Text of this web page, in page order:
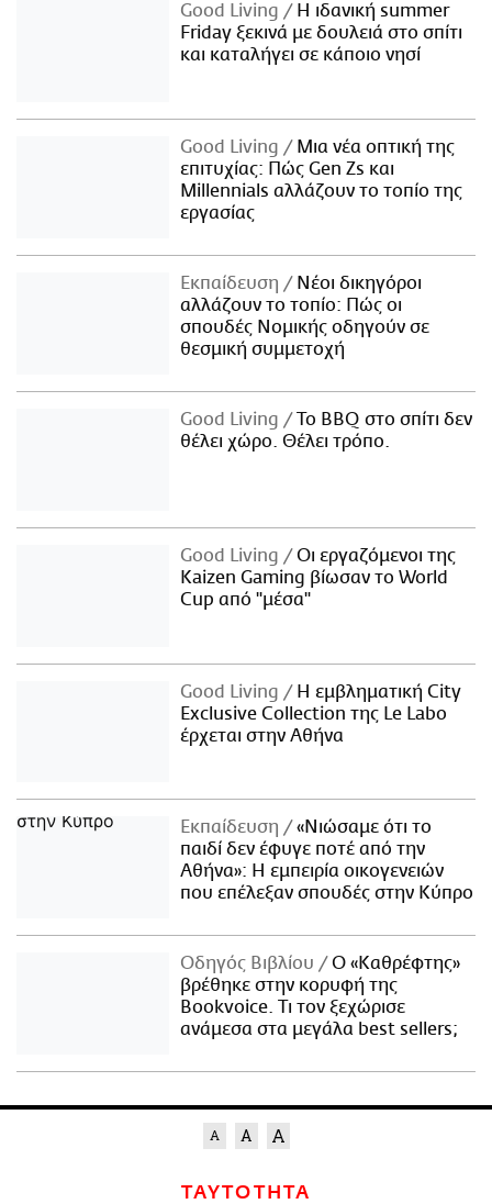
Good Living
Η ιδανική summer
Friday ξεκινά με δουλειά στο σπίτι
και καταλήγει σε κάποιο νησί
Good Living
Μια νέα οπτική της
επιτυχίας: Πώς Gen Zs και
Millennials αλλάζουν το τοπίο της
εργασίας
Εκπαίδευση
Νέοι δικηγόροι
αλλάζουν το τοπίο: Πώς οι
σπουδές Νομικής οδηγούν σε
θεσμική συμμετοχή
Good Living
Το BBQ στο σπίτι δεν
θέλει χώρο. Θέλει τρόπο.
Good Living
Οι εργαζόμενοι της
Kaizen Gaming βίωσαν το World
Cup από "μέσα"
Good Living
Η εμβληματική City
Exclusive Collection της Le Labo
έρχεται στην Αθήνα
Εκπαίδευση
«Νιώσαμε ότι το
παιδί δεν έφυγε ποτέ από την
Αθήνα»: Η εμπειρία οικογενειών
που επέλεξαν σπουδές στην Κύπρο
Οδηγός Βιβλίου
Ο «Καθρέφτης»
βρέθηκε στην κορυφή της
Bookvoice. Τι τον ξεχώρισε
ανάμεσα στα μεγάλα best sellers;
ΤΑΥΤΟΤΗΤΑ